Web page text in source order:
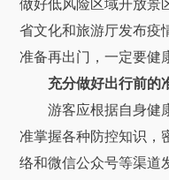
做好低风险区域开放景
省文化和旅游厅发布疫
准备再出门，一定要健
充分做好出行前的
游客应根据自身健康
准掌握各种防控知识，
络和微信公众号等渠道